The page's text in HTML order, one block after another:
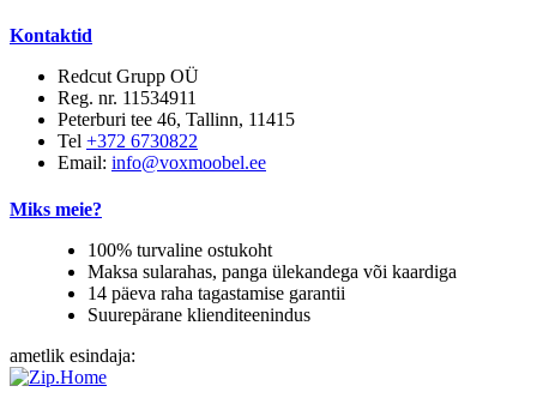
Kontaktid
Redcut Grupp OÜ
Reg. nr. 11534911
Peterburi tee 46, Tallinn, 11415
Tel +372 6730822
Email: info@voxmoobel.ee
Miks meie?
100% turvaline ostukoht
Maksa sularahas, panga ülekandega või kaardiga
14 päeva raha tagastamise garantii
Suurepärane klienditeenindus
ametlik esindaja: